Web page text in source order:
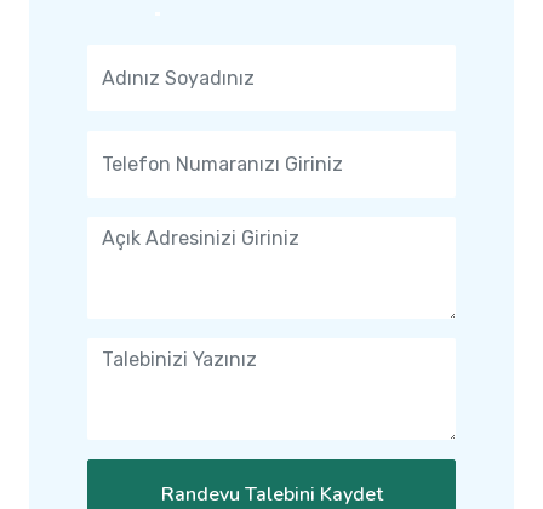
Randevu Talebini Kaydet